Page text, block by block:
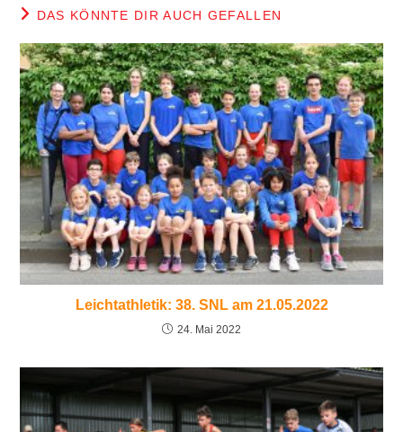
DAS KÖNNTE DIR AUCH GEFALLEN
Leichtathletik: 38. SNL am 21.05.2022
24. Mai 2022